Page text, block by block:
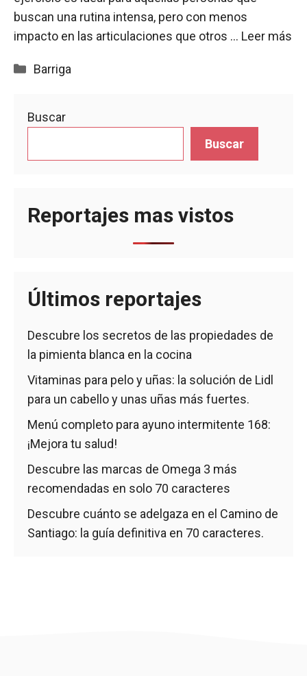
buscan una rutina intensa, pero con menos
impacto en las articulaciones que otros … Leer más
Categorías
Barriga
Buscar
Buscar
Reportajes mas vistos
Últimos reportajes
Descubre los secretos de las propiedades de
la pimienta blanca en la cocina
Vitaminas para pelo y uñas: la solución de Lidl
para un cabello y unas uñas más fuertes.
Menú completo para ayuno intermitente 168:
¡Mejora tu salud!
Descubre las marcas de Omega 3 más
recomendadas en solo 70 caracteres
Descubre cuánto se adelgaza en el Camino de
Santiago: la guía definitiva en 70 caracteres.